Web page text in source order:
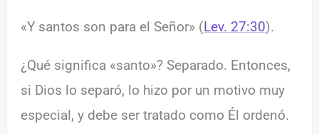
«Y santos son para el Señor» (Lev. 27:30).
¿Qué significa «santo»? Separado. Entonces,
si Dios lo separó, lo hizo por un motivo muy
especial, y debe ser tratado como Él ordenó.